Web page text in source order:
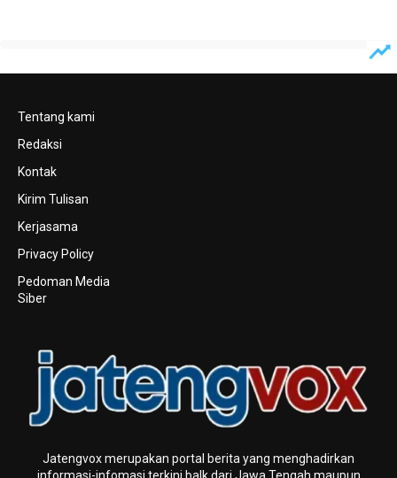
Tentang kami
Redaksi
Kontak
Kirim Tulisan
Kerjasama
Privacy Policy
Pedoman Media
Siber
Jatengvox merupakan portal berita yang menghadirkan